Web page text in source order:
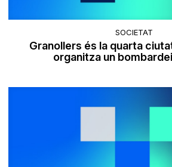
SOCIETAT
Granollers és la quarta
organitza un